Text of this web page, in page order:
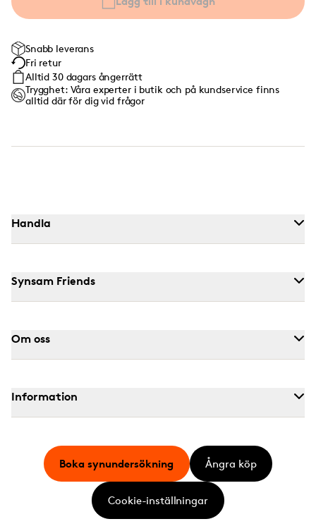
Snabb leverans
Fri retur
Alltid 30 dagars ångerrätt
Trygghet: Våra experter i butik och på kundservice finns
alltid där för dig vid frågor
Handla
Synsam Friends
Om oss
Information
Boka synundersökning Ångra köp
Cookie-inställningar